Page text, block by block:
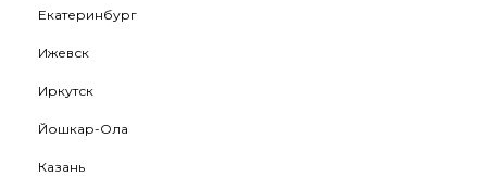
Екатеринбург
Ижевск
Иркутск
Йошкар-Ола
Казань